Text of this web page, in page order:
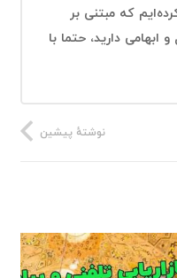
کرده‌ایم که مبتنی بر
دارید، حتما با
نوشتهٔ پیشین